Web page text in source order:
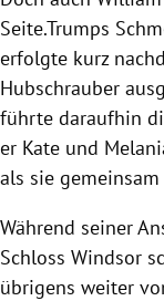
Seite.Trumps
erfolgte kurz
Hubschrauber
führte daraufhin
er Kate und
als sie
Während seiner
Schloss Windsor
übrigens weiter